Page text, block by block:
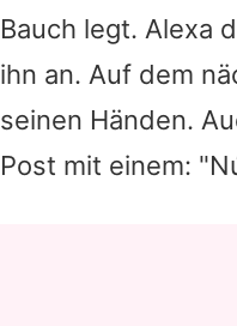
Bauch legt. Alexa
ihn an. Auf dem
seinen Händen.
Post mit einem: